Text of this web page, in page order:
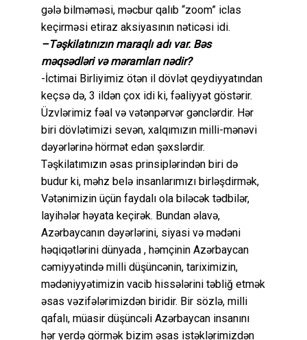
gələ bilməməsi, məcbur qalıb “zoom” iclas
keçirməsi etiraz aksiyasının nəticəsi idi.
–Təşkilatınızın maraqlı adı var. Bəs
məqsədləri və məramları nədir?
-İctimai Birliyimiz ötən il dövlət qeydiyyatından
keçsə də, 3 ildən çox idi ki, fəaliyyət göstərir.
Üzvlərimiz fəal və vətənpərvər gənclərdir. Hər
biri dövlətimizi sevən, xalqımızın milli-mənəvi
dəyərlərinə hörmət edən şəxslərdir.
Təşkilatımızın əsas prinsiplərindən biri də
budur ki, məhz belə insanlarımızı birləşdirmək,
Vətənimizin üçün faydalı ola biləcək tədbilər,
layihələr həyata keçirək. Bundan əlavə,
Azərbaycanın dəyərlərini, siyasi və mədəni
həqiqətlərini dünyada , həmçinin Azərbaycan
cəmiyyətində milli düşüncənin, tariximizin,
mədəniyyətimizin vacib hissələrini təbliğ etmək
əsas vəzifələrimizdən biridir. Bir sözlə, milli
qafalı, müasir düşüncəli Azərbaycan insanını
hər yerdə görmək bizim əsas istəklərimizdən